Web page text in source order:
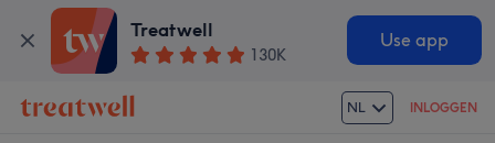
Treatwell
130K
Use app
NL INLOGGEN